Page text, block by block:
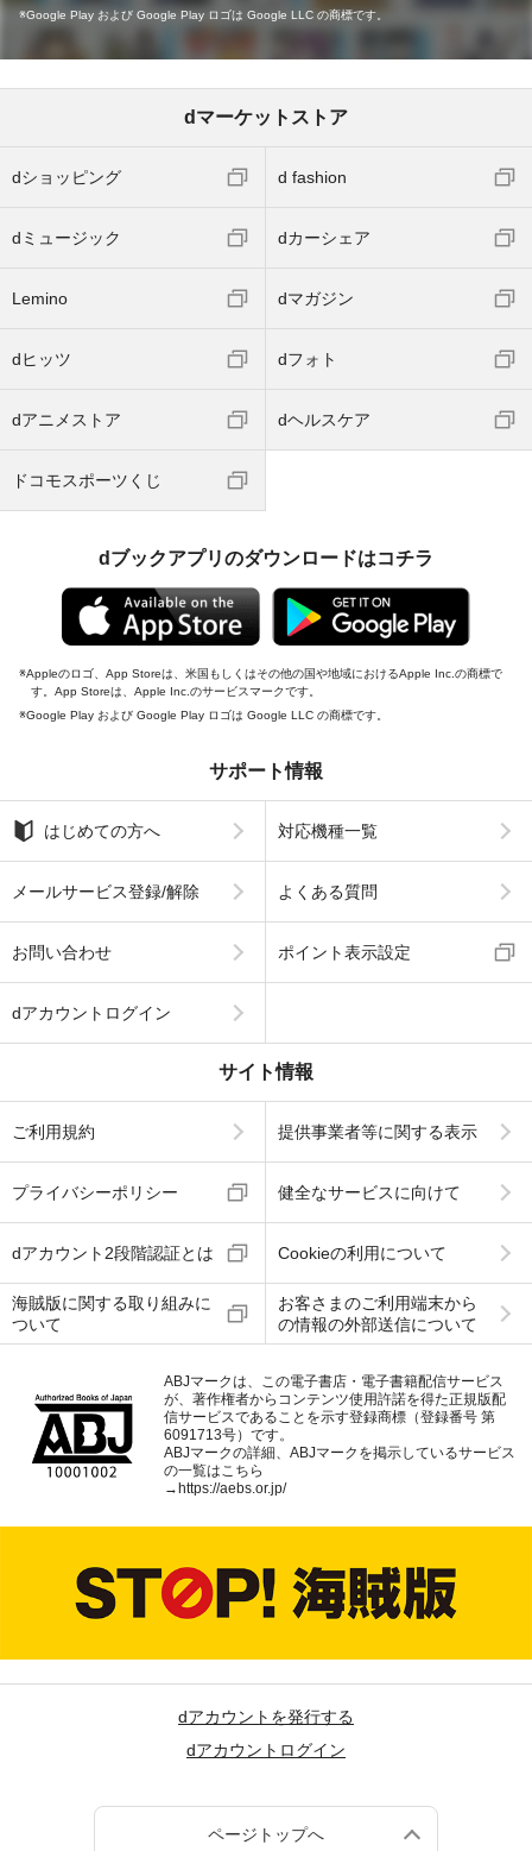
Google Play および Google Play ロゴは Google LLC の商標です。
dマーケットストア
dショッピング d fashion
dミュージック dカーシェア
Lemino dマガジン
dヒッツ dフォト
dアニメストア dヘルスケア
ドコモスポーツくじ
dブックアプリのダウンロードはコチラ
Appleのロゴ、App Storeは、米国もしくはその他の国や地域におけるApple Inc.の商標で
す。App Storeは、Apple Inc.のサービスマークです。
Google Play および Google Play ロゴは Google LLC の商標です。
サポート情報
はじめての方へ 対応機種一覧
メールサービス登録/解除 よくある質問
お問い合わせ ポイント表示設定
dアカウントログイン
サイト情報
ご利用規約 提供事業者等に関する表示
プライバシーポリシー 健全なサービスに向けて
dアカウント2段階認証とは Cookieの利用について
海賊版に関する取り組みに
ついて
お客さまのご利用端末から
の情報の外部送信について
ABJマークは、この電子書店・電子書籍配信サービス
が、著作権者からコンテンツ使用許諾を得た正規版配
信サービスであることを示す登録商標（登録番号 第
6091713号）です。
ABJマークの詳細、ABJマークを掲示しているサービス
の一覧はこちら
→ https://aebs.or.jp/
dアカウントを発行する
dアカウントログイン
ページトップへ